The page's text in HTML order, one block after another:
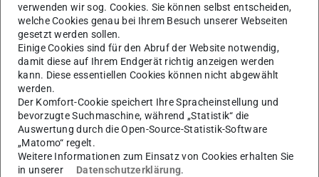
Jüdisches Viertel + Synagoge Köln © TU Darmstadt,
Fachgebiet Digitales Gestalten – Stadt Köln, Dezernat
Kunst und Kultur, VII/3 – Archäologische Zone/Jüdisches
Museum – MiQua. LVR-Jüdisches Museum im
Zurück
verwenden wir sog. Cookies. Sie können selbst entscheiden,
welche Cookies genau bei Ihrem Besuch unserer Webseiten
gesetzt werden sollen.
Einige Cookies sind für den Abruf der Website notwendig,
damit diese auf Ihrem Endgerät richtig anzeigen werden
kann. Diese essentiellen Cookies können nicht abgewählt
werden.
Der Komfort-Cookie speichert Ihre Spracheinstellung und
bevorzugte Suchmaschine, während „Statistik“ die
Auswertung durch die Open-Source-Statistik-Software
„Matomo“ regelt.
Weitere Informationen zum Einsatz von Cookies erhalten Sie
in unserer
Datenschutzerklärung.